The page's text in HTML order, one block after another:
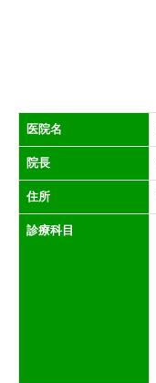
医院名
院長
住所
診療科目